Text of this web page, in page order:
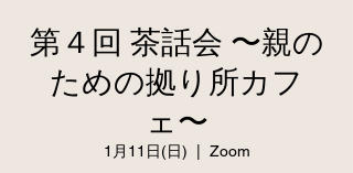
第４回 茶話会 〜親の
ための拠り所カフ
ェ〜
1月11日(日) Zoom